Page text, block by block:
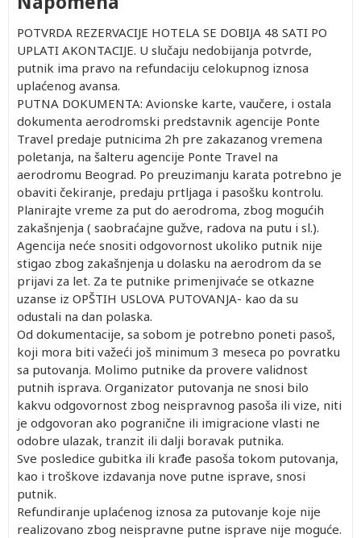
POTVRDA REZERVACIJE HOTELA SE DOBIJA 48 SATI PO
UPLATI AKONTACIJE. U slučaju nedobijanja potvrde,
putnik ima pravo na refundaciju celokupnog iznosa
uplaćenog avansa.
PUTNA DOKUMENTA: Avionske karte, vaučere, i ostala
dokumenta aerodromski predstavnik agencije Ponte
Travel predaje putnicima 2h pre zakazanog vremena
poletanja, na šalteru agencije Ponte Travel na
aerodromu Beograd. Po preuzimanju karata potrebno je
obaviti čekiranje, predaju prtljaga i pasošku kontrolu.
Planirajte vreme za put do aerodroma, zbog mogućih
zakašnjenja ( saobraćajne gužve, radova na putu i sl.).
Agencija neće snositi odgovornost ukoliko putnik nije
stigao zbog zakašnjenja u dolasku na aerodrom da se
prijavi za let. Za te putnike primenjivaće se otkazne
uzanse iz OPŠTIH USLOVA PUTOVANJA- kao da su
odustali na dan polaska.
Od dokumentacije, sa sobom je potrebno poneti pasoš,
koji mora biti važeći još minimum 3 meseca po povratku
sa putovanja. Molimo putnike da provere validnost
putnih isprava. Organizator putovanja ne snosi bilo
kakvu odgovornost zbog neispravnog pasoša ili vize, niti
je odgovoran ako pogranične ili imigracione vlasti ne
odobre ulazak, tranzit ili dalji boravak putnika.
Sve posledice gubitka ili krađe pasoša tokom putovanja,
kao i troškove izdavanja nove putne isprave, snosi
putnik.
Refundiranje uplaćenog iznosa za putovanje koje nije
realizovano zbog neispravne putne isprave nije moguće.